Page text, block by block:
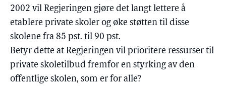
2002 vil Regjeringen gjøre det langt lettere å
etablere private skoler og øke støtten til disse
skolene fra 85 pst. til 90 pst.
Betyr dette at Regjeringen vil prioritere ressurser til
private skoletilbud fremfor en styrking av den
offentlige skolen, som er for alle?